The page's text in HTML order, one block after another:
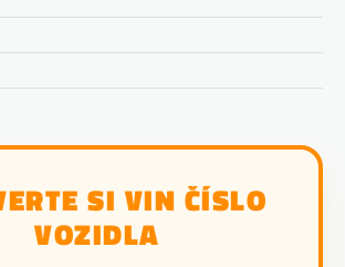
SI VIN ČÍSLO
VOZIDLA